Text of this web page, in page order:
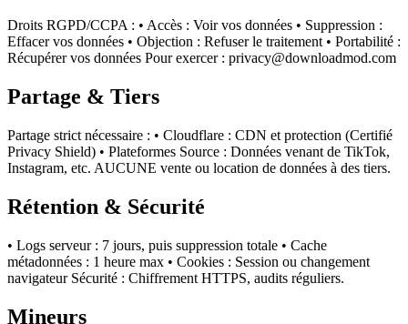
Droits RGPD/CCPA : • Accès : Voir vos données • Suppression :
Effacer vos données • Objection : Refuser le traitement • Portabilité :
Récupérer vos données Pour exercer : privacy@downloadmod.com
Partage & Tiers
Partage strict nécessaire : • Cloudflare : CDN et protection (Certifié
Privacy Shield) • Plateformes Source : Données venant de TikTok,
Instagram, etc. AUCUNE vente ou location de données à des tiers.
Rétention & Sécurité
• Logs serveur : 7 jours, puis suppression totale • Cache
métadonnées : 1 heure max • Cookies : Session ou changement
navigateur Sécurité : Chiffrement HTTPS, audits réguliers.
Mineurs